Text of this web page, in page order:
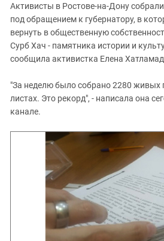
Активисты в Ростове-на-Дону
под обращением к губернатору, в
вернуть в общественную
Сурб Хач - памятника истории и
сообщила активистка Елена
"За неделю было собрано 2280 живых
листах. Это рекорд", - написала она
канале.